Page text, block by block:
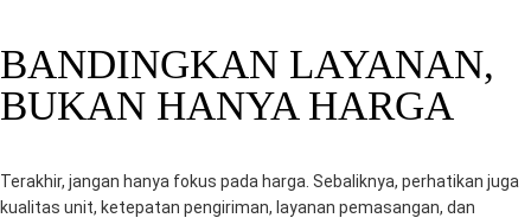
BANDINGKAN LAYANAN,
BUKAN HANYA HARGA
Terakhir, jangan hanya fokus pada harga. Sebaliknya, perhatikan juga
kualitas unit, ketepatan pengiriman, layanan pemasangan, dan